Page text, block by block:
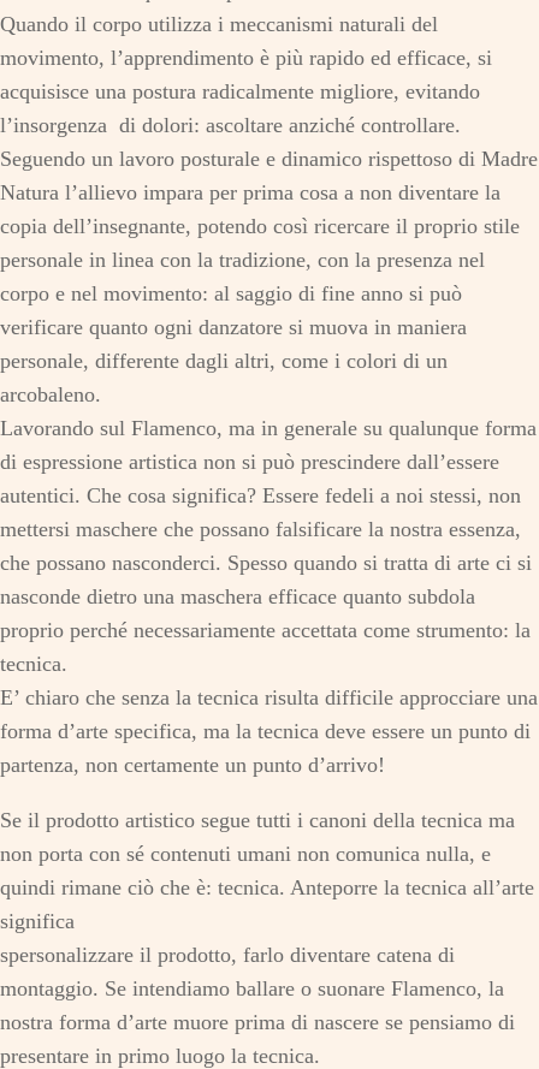
Quando il corpo utilizza i meccanismi naturali del
movimento, l’apprendimento è più rapido ed efficace, si
acquisisce una postura radicalmente migliore, evitando
l’insorgenza di dolori: ascoltare anziché controllare.
Seguendo un lavoro posturale e dinamico rispettoso di Madre
Natura l’allievo impara per prima cosa a non diventare la
copia dell’insegnante, potendo così ricercare il proprio stile
personale in linea con la tradizione, con la presenza nel
corpo e nel movimento: al saggio di fine anno si può
verificare quanto ogni danzatore si muova in maniera
personale, differente dagli altri, come i colori di un
arcobaleno.
Lavorando sul Flamenco, ma in generale su qualunque forma
di espressione artistica non si può prescindere dall’essere
autentici. Che cosa significa? Essere fedeli a noi stessi, non
mettersi maschere che possano falsificare la nostra essenza,
che possano nasconderci. Spesso quando si tratta di arte ci si
nasconde dietro una maschera efficace quanto subdola
proprio perché necessariamente accettata come strumento: la
tecnica.
E’ chiaro che senza la tecnica risulta difficile approcciare una
forma d’arte specifica, ma la tecnica deve essere un punto di
partenza, non certamente un punto d’arrivo!
Se il prodotto artistico segue tutti i canoni della tecnica ma
non porta con sé contenuti umani non comunica nulla, e
quindi rimane ciò che è: tecnica. Anteporre la tecnica all’arte
significa
spersonalizzare il prodotto, farlo diventare catena di
montaggio. Se intendiamo ballare o suonare Flamenco, la
nostra forma d’arte muore prima di nascere se pensiamo di
presentare in primo luogo la tecnica.